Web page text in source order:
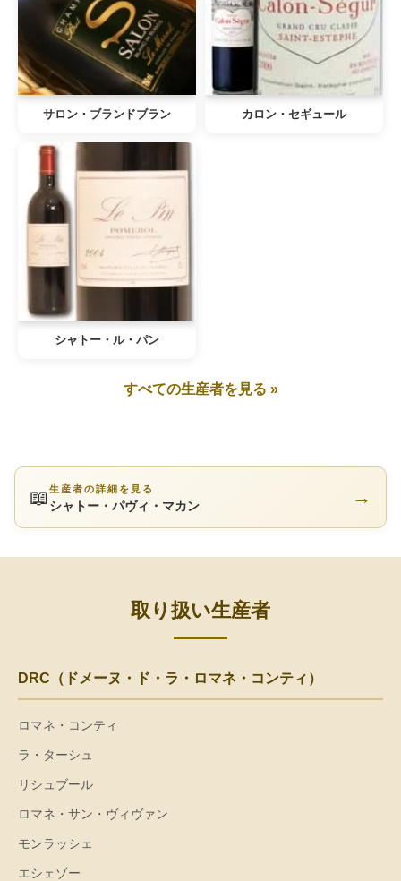
サロン・ブランドブラン カロン・セギュール
シャトー・ル・パン
すべての生産者を見る »
📖生産者の詳細を見る
シャトー・パヴィ・マカン →
取り扱い生産者
DRC（ドメーヌ・ド・ラ・ロマネ・コンティ）
ロマネ・コンティ
ラ・ターシュ
リシュブール
ロマネ・サン・ヴィヴァン
モンラッシェ
エシェゾー